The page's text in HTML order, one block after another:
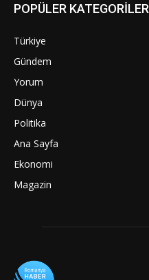
POPÜLER KATEGORİLER
Türkiye
Gündem
Yorum
Dünya
Politika
Ana Sayfa
Ekonomi
Magazin